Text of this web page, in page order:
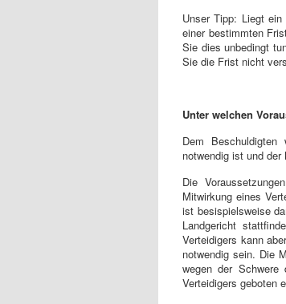
Unser Tipp: Liegt
einer bestimmten
Sie dies unbedingt
Sie die Frist nicht
Unter welchen
Dem
notwendig ist und
Die
Mitwirkung eines
ist besispielsweise
Landgericht
Verteidigers kann
notwendig sein. Die
wegen der
Verteidigers geboten